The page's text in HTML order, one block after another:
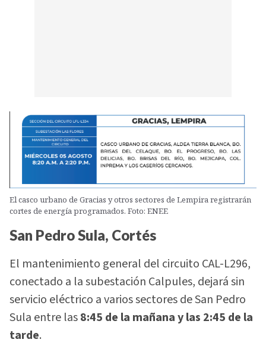
El casco urbano de Gracias y otros sectores de Lempira registrarán
cortes de energía programados. Foto: ENEE
San Pedro Sula, Cortés
El mantenimiento general del circuito CAL-L296,
conectado a la subestación Calpules, dejará sin
servicio eléctrico a varios sectores de San Pedro
Sula entre las8:45 de la mañana y las 2:45 de la
tarde.